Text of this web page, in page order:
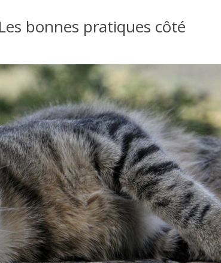
bonnes pratiques côté